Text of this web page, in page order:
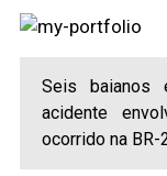
Seis baianos
acidente
ocorrido na BR-